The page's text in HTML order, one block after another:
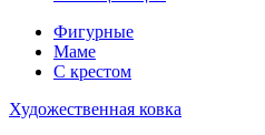
Фигурные
Маме
С крестом
Художественная ковка